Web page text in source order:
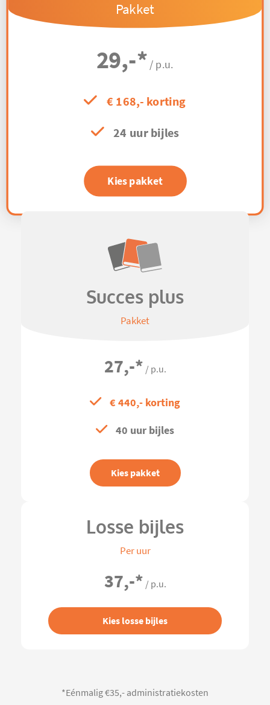
Pakket
29,-* / p.u.
€ 168,- korting
24 uur bijles
Kies pakket
Succes plus
Pakket
27,-* / p.u.
€ 440,- korting
40 uur bijles
Kies pakket
Losse bijles
Per uur
37,-* / p.u.
Kies losse bijles
*Eénmalig €35,- administratiekosten